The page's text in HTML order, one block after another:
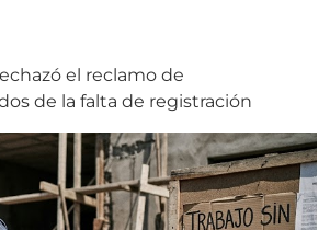
el reclamo de
de la falta de registración